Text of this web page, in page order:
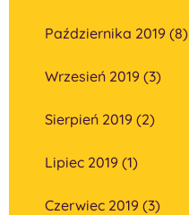
Października 2019 (8)
Wrzesień 2019 (3)
Sierpień 2019 (2)
Lipiec 2019 (1)
Czerwiec 2019 (3)